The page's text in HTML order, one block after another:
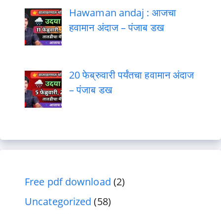
Hawaman andaj : आजचा
हवामान अंदाज – पंजाब डख
20 फेब्रुवारी पर्यंतचा हवामान अंदाज
– पंजाब डख
Free pdf download (2)
Uncategorized (58)